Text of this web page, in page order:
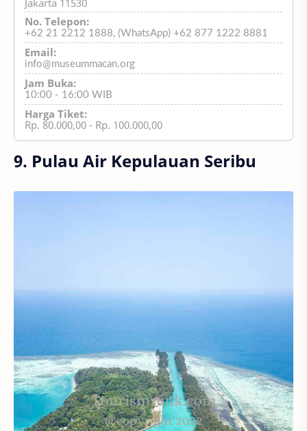
No. Telepon:
+62 21 2212 1888, (WhatsApp) +62 877 1222 8881
Email:
info@museummacan.org
Jam Buka:
10:00 - 16:00 WIB
Harga Tiket:
Rp. 80.000,00 - Rp. 100.000,00
9. Pulau Air Kepulauan Seribu